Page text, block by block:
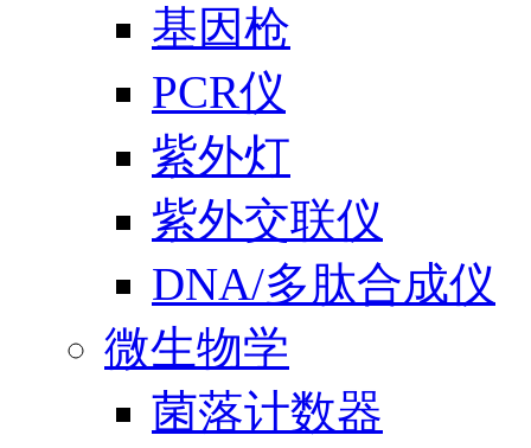
基因枪
PCR仪
紫外灯
紫外交联仪
DNA/多肽合成仪
微生物学
菌落计数器